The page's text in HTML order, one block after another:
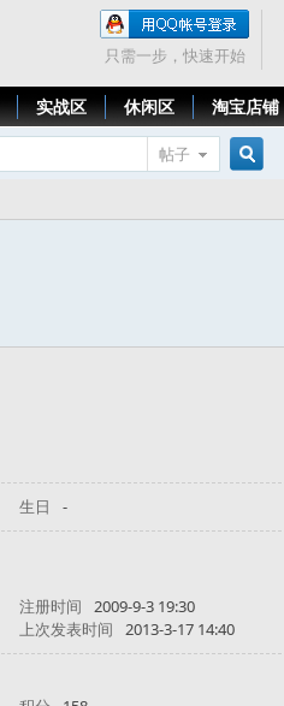
只需一步，快速开始
实战区 休闲区 淘宝店铺
帖子
生日 -
注册时间 2009-9-3 19:30
上次发表时间 2013-3-17 14:40